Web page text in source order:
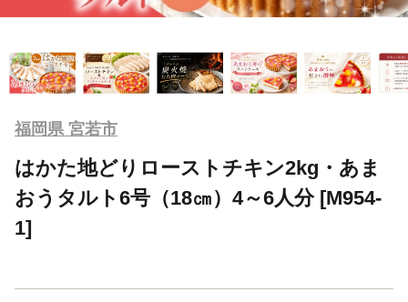
福岡県 宮若市
はかた地どりローストチキン2kg・あま
おうタルト6号（18㎝）4～6人分 [M954-
1]